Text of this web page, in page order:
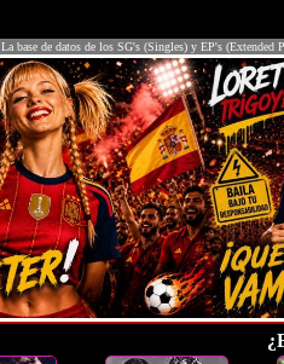
La base de datos de los SG's (Singles) y EP's (Extended